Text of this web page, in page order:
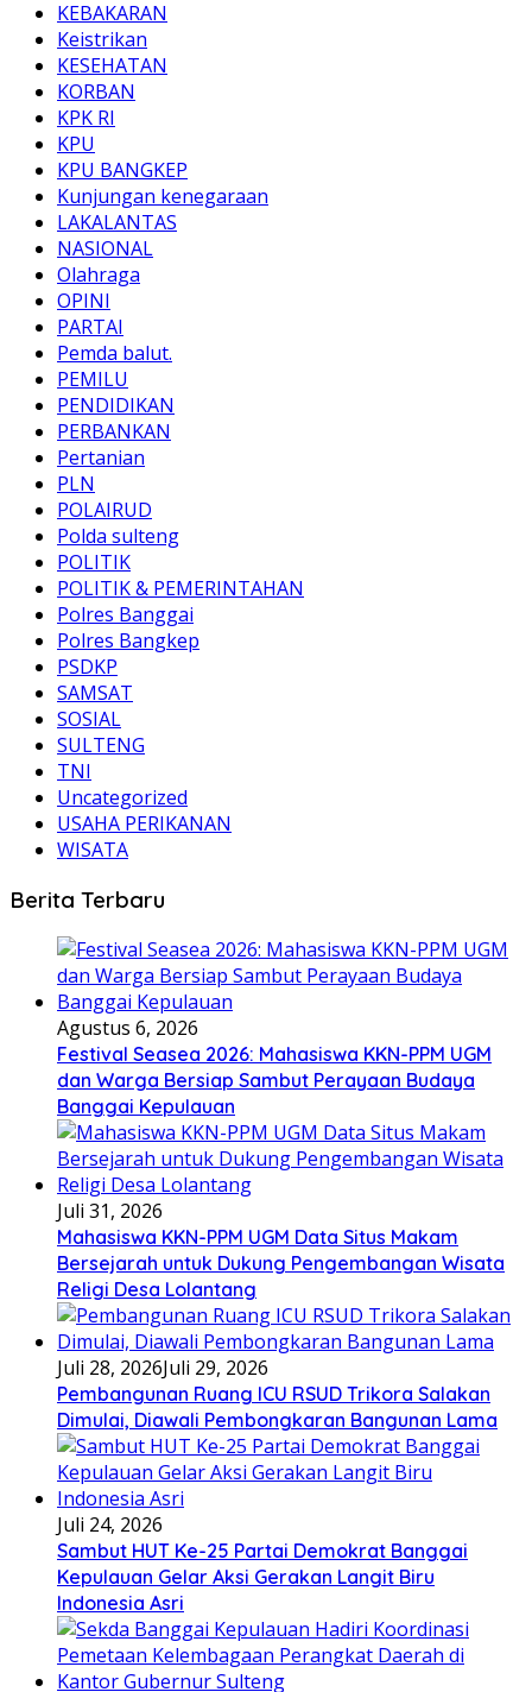
KEBAKARAN
Keistrikan
KESEHATAN
KORBAN
KPK RI
KPU
KPU BANGKEP
Kunjungan kenegaraan
LAKALANTAS
NASIONAL
Olahraga
OPINI
PARTAI
Pemda balut.
PEMILU
PENDIDIKAN
PERBANKAN
Pertanian
PLN
POLAIRUD
Polda sulteng
POLITIK
POLITIK & PEMERINTAHAN
Polres Banggai
Polres Bangkep
PSDKP
SAMSAT
SOSIAL
SULTENG
TNI
Uncategorized
USAHA PERIKANAN
WISATA
Berita Terbaru
Agustus 6, 2026
Festival Seasea 2026: Mahasiswa KKN-PPM UGM
dan Warga Bersiap Sambut Perayaan Budaya
Banggai Kepulauan
Juli 31, 2026
Mahasiswa KKN-PPM UGM Data Situs Makam
Bersejarah untuk Dukung Pengembangan Wisata
Religi Desa Lolantang
Juli 28, 2026Juli 29, 2026
Pembangunan Ruang ICU RSUD Trikora Salakan
Dimulai, Diawali Pembongkaran Bangunan Lama
Juli 24, 2026
Sambut HUT Ke-25 Partai Demokrat Banggai
Kepulauan Gelar Aksi Gerakan Langit Biru
Indonesia Asri